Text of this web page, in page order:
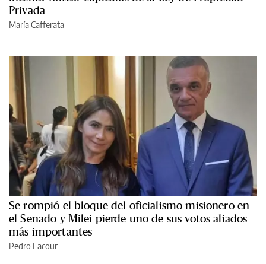
Privada
María Cafferata
Se rompió el bloque del oficialismo misionero en
el Senado y Milei pierde uno de sus votos aliados
más importantes
Pedro Lacour